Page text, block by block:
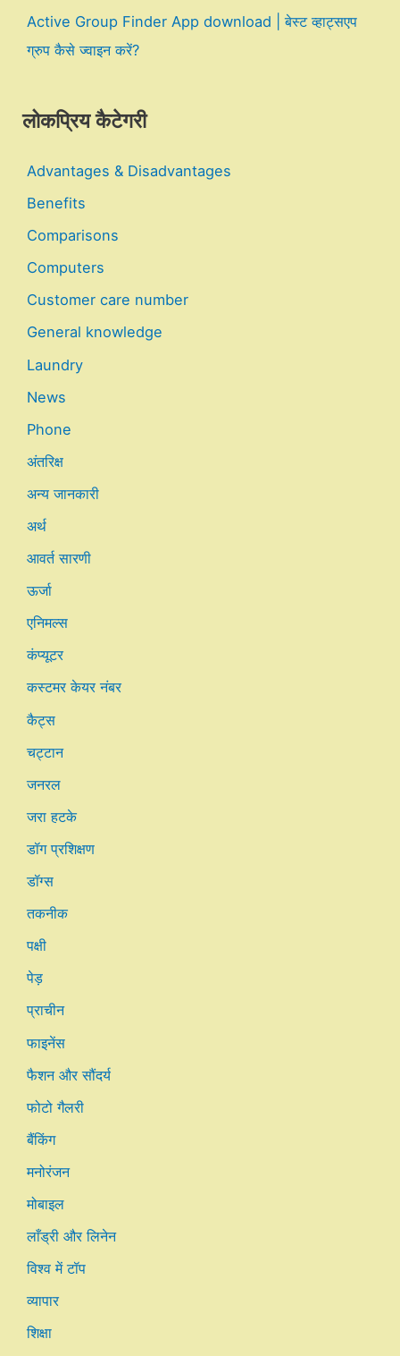
Active Group Finder App download | बेस्ट व्हाट्सएप
ग्रुप कैसे ज्वाइन करें?
लोकप्रिय कैटेगरी
Advantages & Disadvantages
Benefits
Comparisons
Computers
Customer care number
General knowledge
Laundry
News
Phone
अंतरिक्ष
अन्य जानकारी
अर्थ
आवर्त सारणी
ऊर्जा
एनिमल्स
कंप्यूटर
कस्टमर केयर नंबर
कैट्स
चट्टान
जनरल
जरा हटके
डॉग प्रशिक्षण
डॉग्स
तकनीक
पक्षी
पेड़
प्राचीन
फाइनेंस
फैशन और सौंदर्य
फोटो गैलरी
बैंकिंग
मनोरंजन
मोबाइल
लाँड्री और लिनेन
विश्व में टॉप
व्यापार
शिक्षा